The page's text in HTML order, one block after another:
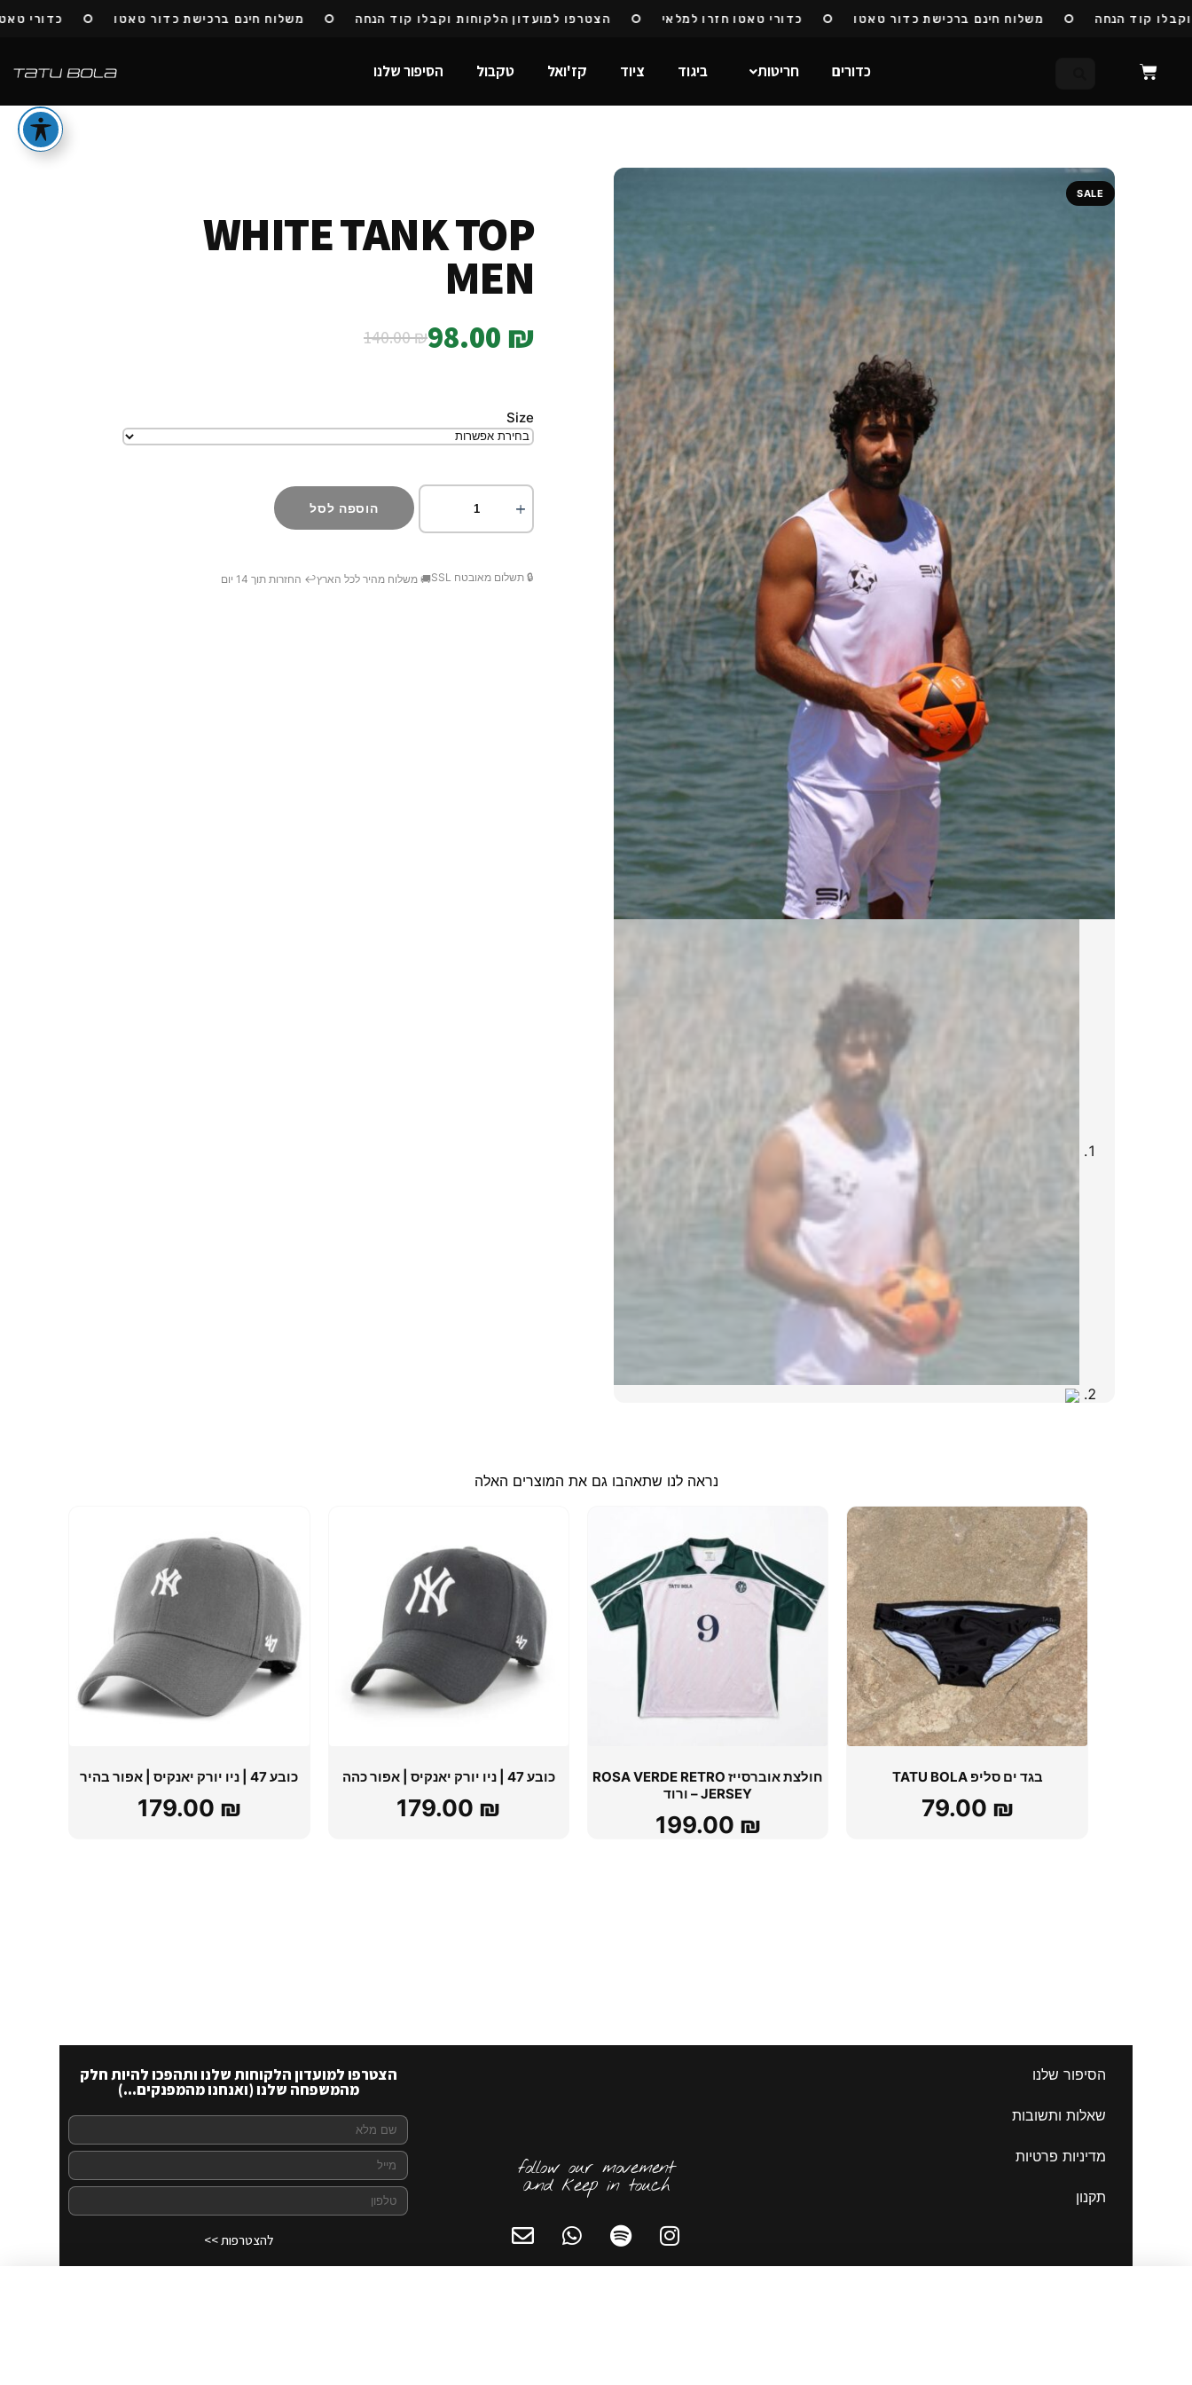
משלוח חינם ברכישת כדור טאטו כדורי טאטו חזרו הנחה משלוח חינם ברכישת כדור טאטו כדורי טאטו חזרו למלאי הצטרפו למועדון הלקוחות וקבלו קוד הנחה
כדורים חריטות ביגוד ציוד קז'ואל טקבול הסיפור שלנו
SALE
WHITE TANK TOP
MEN
140.00₪98.00 ₪
Size
הוספה לסל
🔒 תשלום מאובטח SSL 🚚 משלוח מהיר לכל הארץ↩️ החזרות תוך 14 יום
נראה לנו שתאהבו גם את המוצרים האלה
בגד ים סליפ TATU BOLA
79.00 ₪
חולצת אוברסייז ROSA VERDE RETRO
JERSEY – ורוד
199.00 ₪
כובע 47 | ניו יורק יאנקיס | אפור כהה
179.00 ₪
כובע 47 | ניו יורק יאנקיס | אפור בהיר
179.00 ₪
הסיפור שלנו
שאלות ותשובות
מדיניות פרטיות
תקנון
follow our movement
and keep in touch
הצטרפו למועדון הלקוחות שלנו ותהפכו להיות חלק
מהמשפחה שלנו (ואנחנו מהמפנקים...)
להצטרפות >>